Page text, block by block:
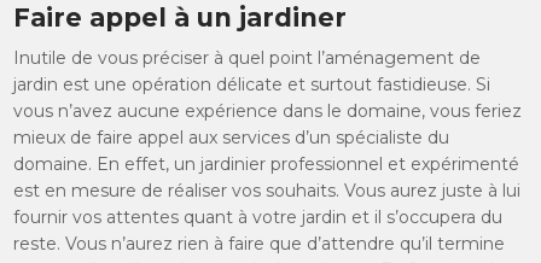
Faire appel à un jardiner
Inutile de vous préciser à quel point l’aménagement de
jardin est une opération délicate et surtout fastidieuse. Si
vous n’avez aucune expérience dans le domaine, vous feriez
mieux de faire appel aux services d’un spécialiste du
domaine. En effet, un jardinier professionnel et expérimenté
est en mesure de réaliser vos souhaits. Vous aurez juste à lui
fournir vos attentes quant à votre jardin et il s’occupera du
reste. Vous n’aurez rien à faire que d’attendre qu’il termine